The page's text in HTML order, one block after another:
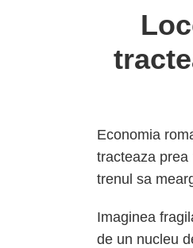
Economia
tracteaza prea
trenul sa
Imaginea
de un nucleu